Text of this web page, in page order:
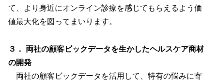
て、より身近にオンライン診療を感じてもらえるよう価
値最大化を図ってまいります。
３． 両社の顧客ビックデータを生かしたヘルスケア商材
の開発
両社の顧客ビックデータを活用して、特有の悩みに寄